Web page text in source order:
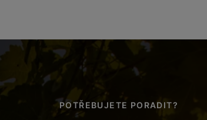
POTŘEBUJETE PORADIT?